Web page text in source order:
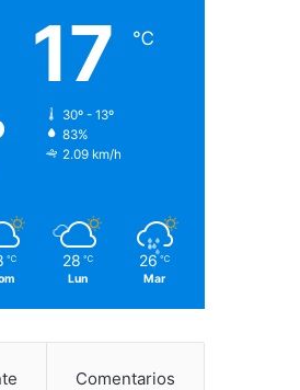
17 ℃
30º - 13º
83%
2.09 km/h
℃ 28 ℃
Lun
26 ℃
Mar
Comentarios